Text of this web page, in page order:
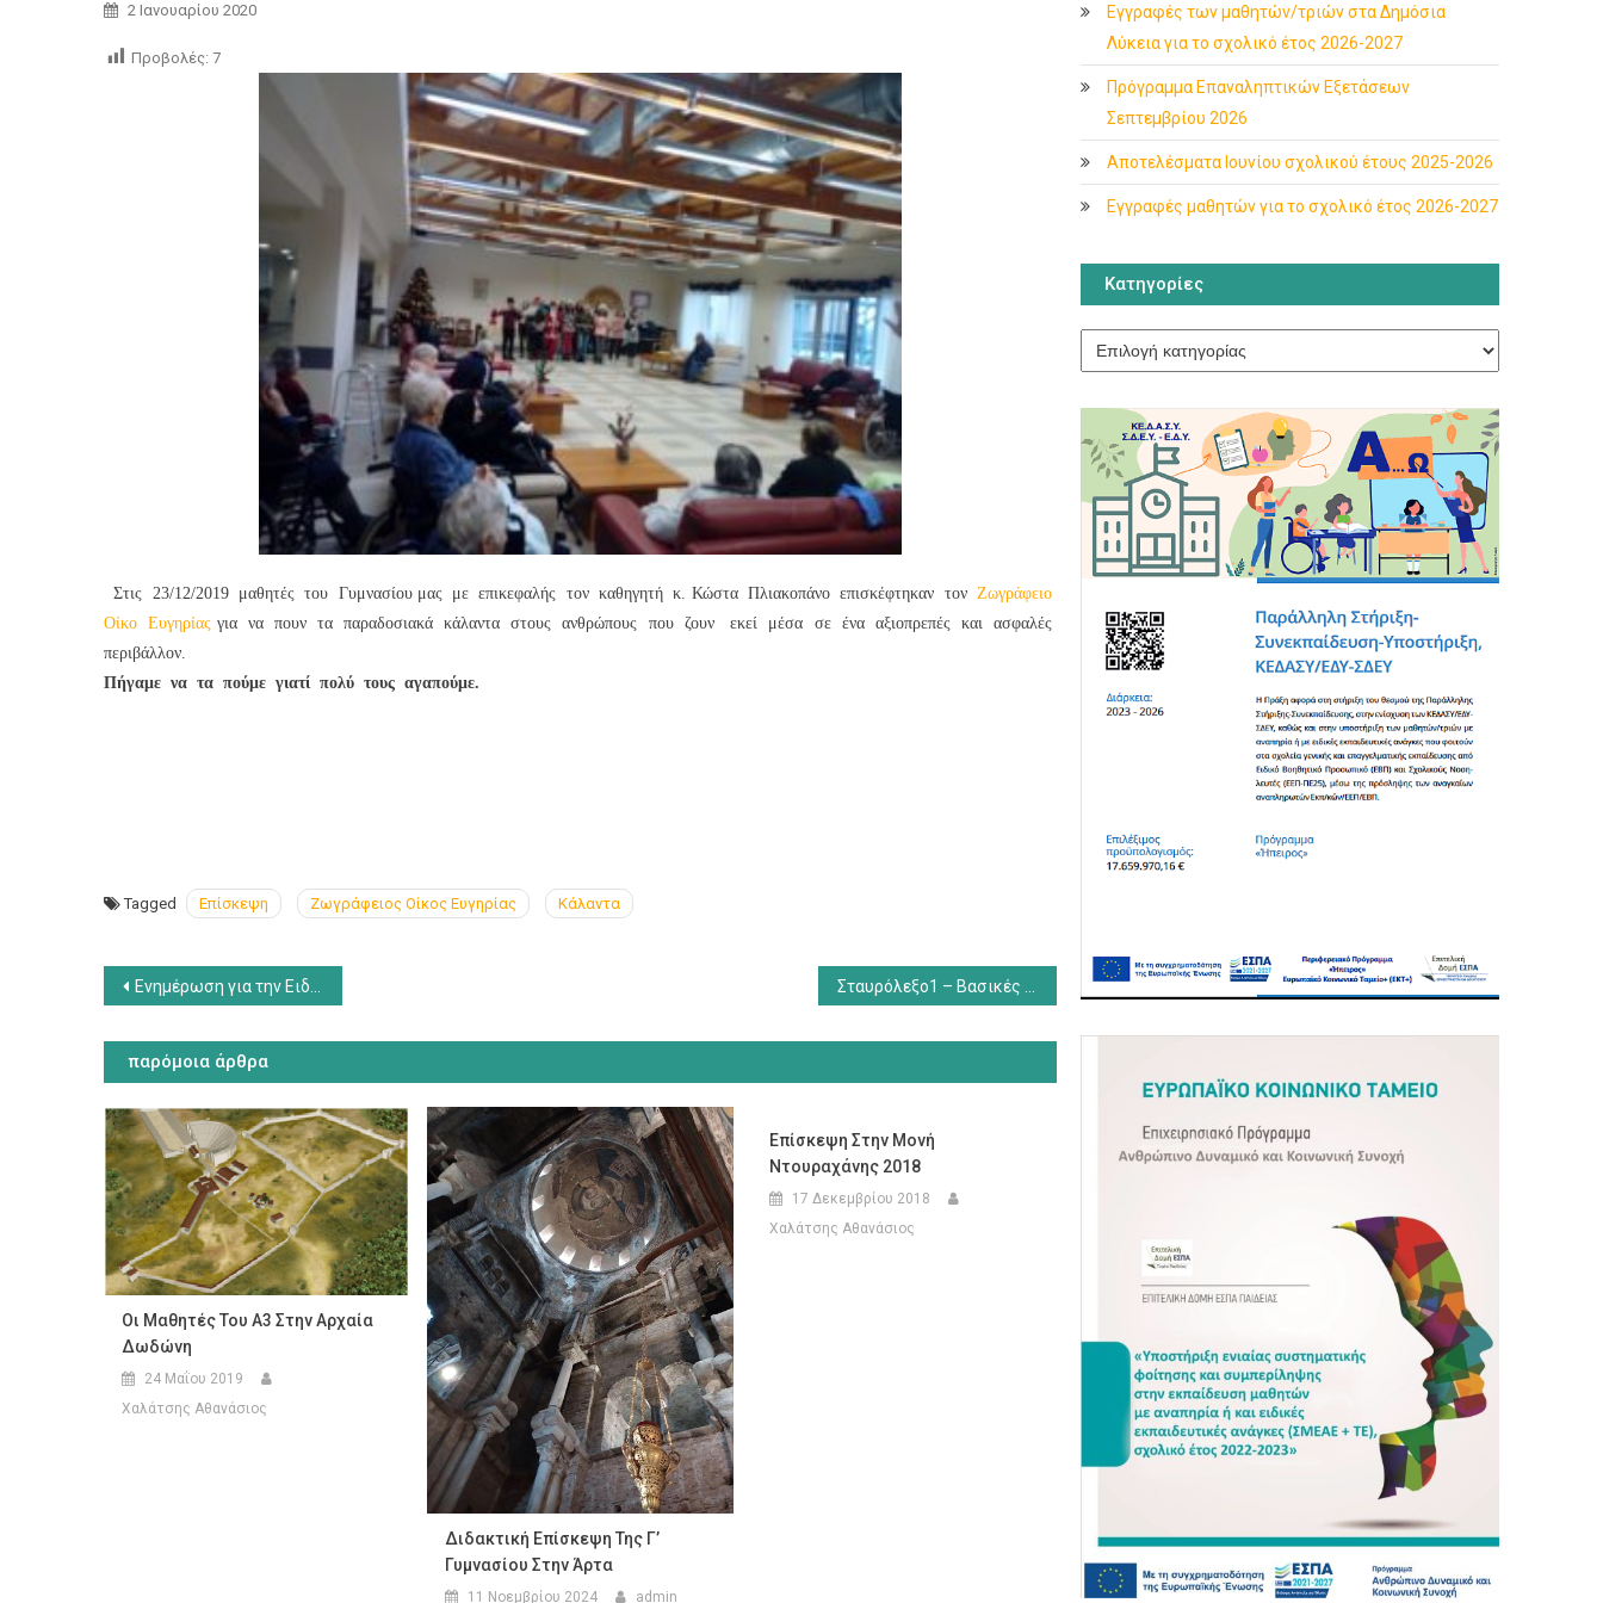
2 Ιανουαρίου 2020
Προβολές: 7
Στις 23/12/2019 μαθητές του Γυμνασίου μας με επικεφαλής τον καθηγητή κ. Κώστα Πλιακοπάνο επισκέφτηκαν τον Ζωγράφειο
Οίκο Ευγηρίας για να πουν τα παραδοσιακά κάλαντα στους ανθρώπους που ζουν εκεί μέσα σε ένα αξιοπρεπές και ασφαλές
περιβάλλον.
Πήγαμε να τα πούμε γιατί πολύ τους αγαπούμε.
Tagged Επίσκεψη Ζωγράφειος Οίκος Ευγηρίας Κάλαντα
Πλοήγηση
άρθρων
Ενημέρωση για την Ειδική Διαγνωστική Επιτροπή Αξιολόγησης και Υποστήριξης (ΕΔΕΑΥ)
παρόμοια άρθρα
Οι Μαθητές Του Α3 Στην Αρχαία
Δωδώνη
24 Μαΐου 2019
Χαλάτσης Αθανάσιος
Διδακτική Επίσκεψη Της Γ’
Γυμνασίου Στην Άρτα
11 Νοεμβρίου 2024 admin
Επίσκεψη Στην Μονή
Ντουραχάνης 2018
17 Δεκεμβρίου 2018
Χαλάτσης Αθανάσιος
Εγγραφές των μαθητών/τριών στα Δημόσια
Λύκεια για το σχολικό έτος 2026-2027
Πρόγραμμα Επαναληπτικών Εξετάσεων
Σεπτεμβρίου 2026
Αποτελέσματα Ιουνίου σχολικού έτους 2025-2026
Εγγραφές μαθητών για το σχολικό έτος 2026-2027
Κατηγορίες
Κατηγορίες